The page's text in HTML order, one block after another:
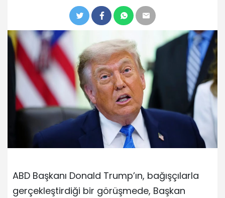
ABD Başkanı Donald Trump’ın, bağışçılarla
gerçekleştirdiği bir görüşmede, Başkan